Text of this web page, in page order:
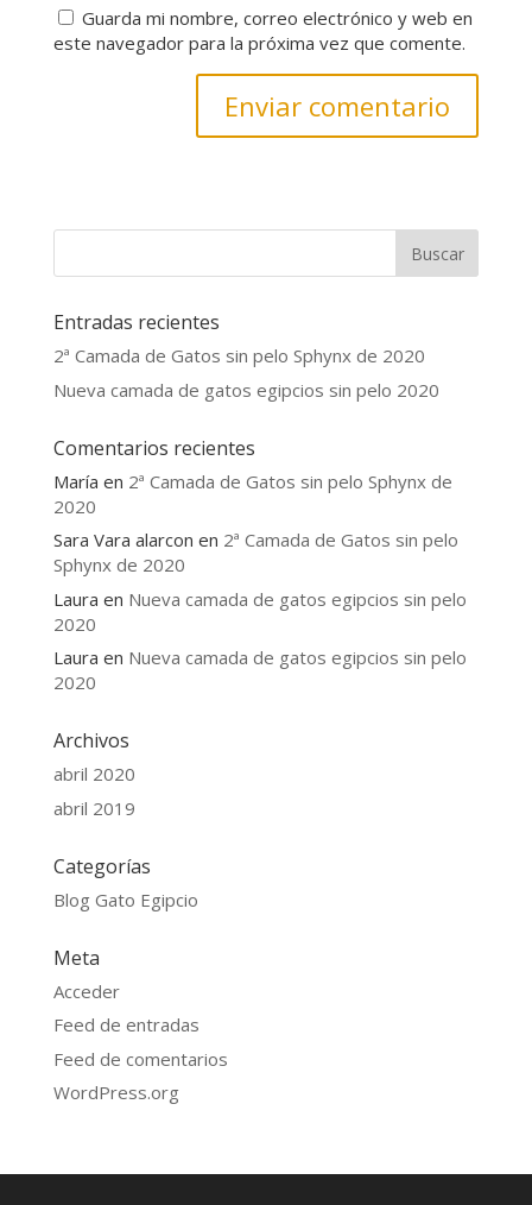
Guarda mi nombre, correo electrónico y web en
este navegador para la próxima vez que comente.
Entradas recientes
2ª Camada de Gatos sin pelo Sphynx de 2020
Nueva camada de gatos egipcios sin pelo 2020
Comentarios recientes
María en 2ª Camada de Gatos sin pelo Sphynx de
2020
Sara Vara alarcon en 2ª Camada de Gatos sin pelo
Sphynx de 2020
Laura en Nueva camada de gatos egipcios sin pelo
2020
Laura en Nueva camada de gatos egipcios sin pelo
2020
Archivos
abril 2020
abril 2019
Categorías
Blog Gato Egipcio
Meta
Acceder
Feed de entradas
Feed de comentarios
WordPress.org